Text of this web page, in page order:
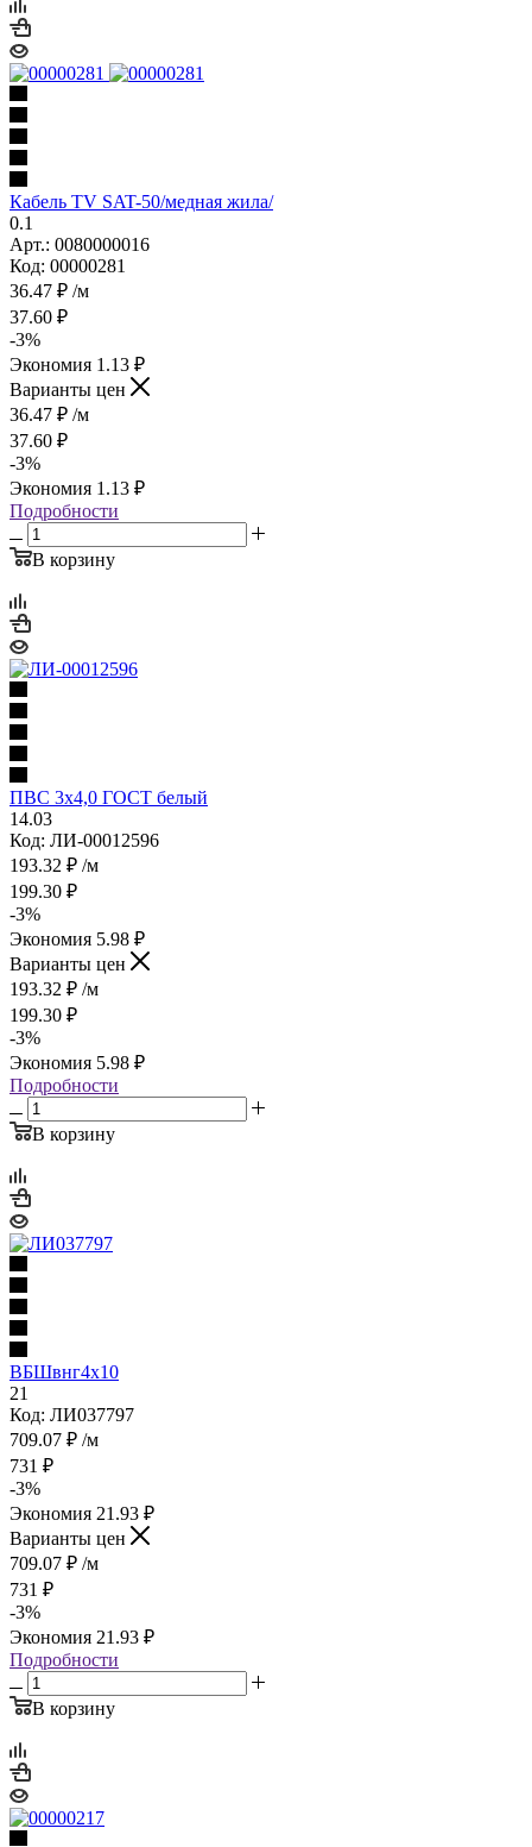
Кабель ТV SAT-50/медная жила/
0.1
Арт.: 0080000016
Код: 00000281
36.47 ₽ /м
37.60 ₽
-3%
Экономия 1.13 ₽
Варианты цен
36.47 ₽ /м
37.60 ₽
-3%
Экономия 1.13 ₽
Подробности
В корзину
ПВС 3х4,0 ГОСТ белый
14.03
Код: ЛИ-00012596
193.32 ₽ /м
199.30 ₽
-3%
Экономия 5.98 ₽
Варианты цен
193.32 ₽ /м
199.30 ₽
-3%
Экономия 5.98 ₽
Подробности
В корзину
ВБШвнг4х10
21
Код: ЛИ037797
709.07 ₽ /м
731 ₽
-3%
Экономия 21.93 ₽
Варианты цен
709.07 ₽ /м
731 ₽
-3%
Экономия 21.93 ₽
Подробности
В корзину